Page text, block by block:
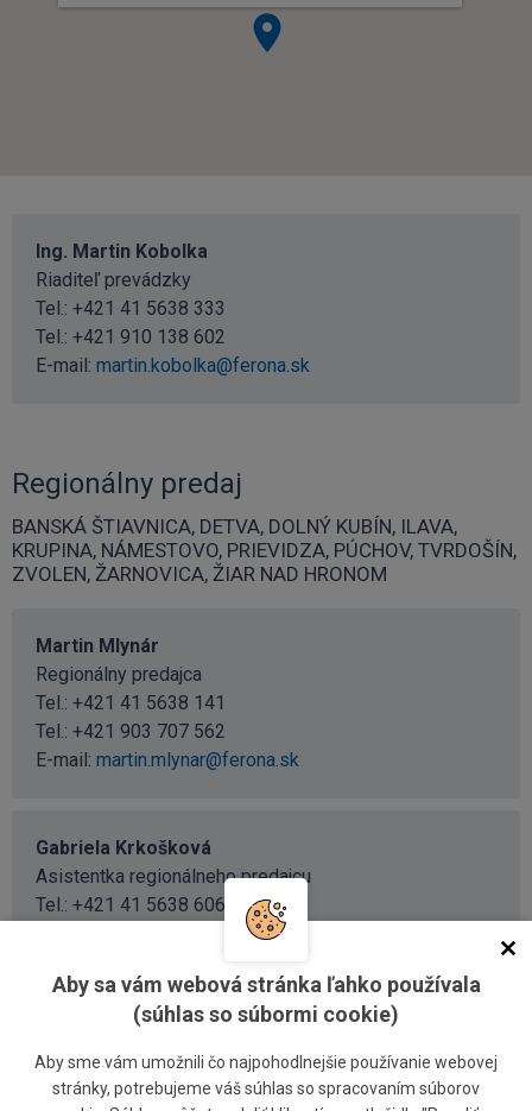
Ing. Martin Kobolka
Riaditeľ prevádzky
Tel.: +421 41 5638 333
Tel.: +421 910 138 602
E-mail: martin.kobolka@ferona.sk
Regionálny predaj
BANSKÁ ŠTIAVNICA, DETVA, DOLNÝ KUBÍN, ILAVA,
KRUPINA, NÁMESTOVO, PRIEVIDZA, PÚCHOV, TVRDOŠÍN,
ZVOLEN, ŽARNOVICA, ŽIAR NAD HRONOM
Martin Mlynár
Regionálny predajca
Tel.: +421 41 5638 141
Tel.: +421 903 707 562
E-mail: martin.mlynar@ferona.sk
Gabriela Krkošková
Asistentka regionálneho predajcu
Tel.: +421 41 5638 606
BYTČA, ČADCA, KYSUCKÉ NOVÉ MESTO, NOVÉ MESTO
NAD VÁHOM, POVAŽSKÁ BYSTRICA, TRENČÍN, ŽILINA
Aby sa vám webová stránka ľahko používala
(súhlas so súbormi cookie)
Aby sme vám umožnili čo najpohodlnejšie používanie webovej
stránky, potrebujeme váš súhlas so spracovaním súborov